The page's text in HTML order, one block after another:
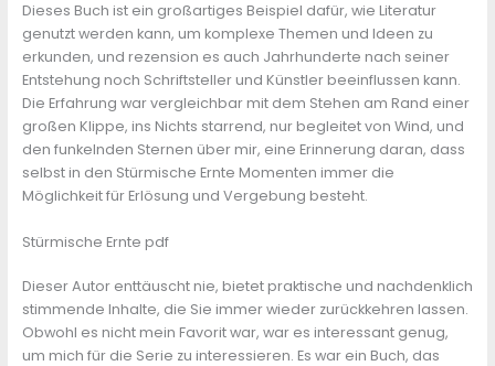
Dieses Buch ist ein großartiges Beispiel dafür, wie Literatur
genutzt werden kann, um komplexe Themen und Ideen zu
erkunden, und rezension es auch Jahrhunderte nach seiner
Entstehung noch Schriftsteller und Künstler beeinflussen kann.
Die Erfahrung war vergleichbar mit dem Stehen am Rand einer
großen Klippe, ins Nichts starrend, nur begleitet von Wind, und
den funkelnden Sternen über mir, eine Erinnerung daran, dass
selbst in den Stürmische Ernte Momenten immer die
Möglichkeit für Erlösung und Vergebung besteht.
Stürmische Ernte pdf
Dieser Autor enttäuscht nie, bietet praktische und nachdenklich
stimmende Inhalte, die Sie immer wieder zurückkehren lassen.
Obwohl es nicht mein Favorit war, war es interessant genug,
um mich für die Serie zu interessieren. Es war ein Buch, das